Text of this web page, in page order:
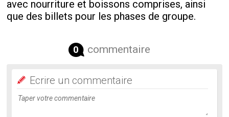
avec nourriture et boissons comprises, ainsi
que des billets pour les phases de groupe.
0 commentaire
Ecrire un commentaire